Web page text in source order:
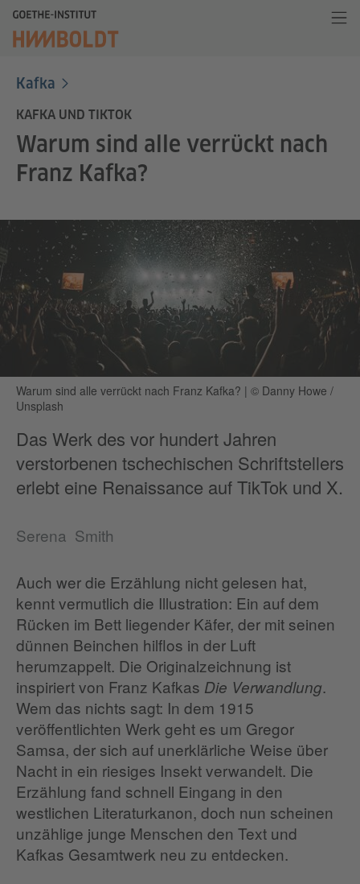
Kafka
KAFKA UND TIKTOK
Warum sind alle verrückt nach
Franz Kafka?
Warum sind alle verrückt nach Franz Kafka? | © Danny Howe /
Unsplash
Das Werk des vor hundert Jahren
verstorbenen tschechischen Schriftstellers
erlebt eine Renaissance auf TikTok und X.
Serena Smith
Auch wer die Erzählung nicht gelesen hat,
kennt vermutlich die Illustration: Ein auf dem
Rücken im Bett liegender Käfer, der mit seinen
dünnen Beinchen hilflos in der Luft
herumzappelt. Die Originalzeichnung ist
inspiriert von Franz Kafkas Die Verwandlung.
Wem das nichts sagt: In dem 1915
veröffentlichten Werk geht es um Gregor
Samsa, der sich auf unerklärliche Weise über
Nacht in ein riesiges Insekt verwandelt. Die
Erzählung fand schnell Eingang in den
westlichen Literaturkanon, doch nun scheinen
unzählige junge Menschen den Text und
Kafkas Gesamtwerk neu zu entdecken.